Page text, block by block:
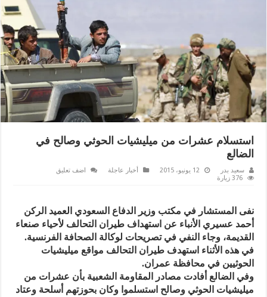
استسلام عشرات من ميليشيات الحوثي وصالح في
الضالع
سعيد بدر 12 يونيو، 2015 أخبار عاجلة
اضف تعليق
376 زيارة
نفى المستشار في مكتب وزير الدفاع السعودي العميد الركن
أحمد عسيري الأنباء عن استهداف طيران التحالف لأحياء صنعاء
القديمة، وجاء النفي في تصريحات لوكالة الصحافة الفرنسية.
في هذه الأثناء استهدف طيران التحالف مواقع ميليشيات
الحوثيين في محافظة عمران.
وفي الضالع أفادت مصادر المقاومة الشعبية بأن عشرات من
ميليشيات الحوثي وصالح استسلموا وكان بحوزتهم أسلحة وعتاد